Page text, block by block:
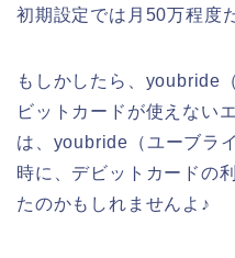
初期設定では月50万程度
もしかしたら、youbride
ビットカードが使えない
は、youbride（ユーブラ
時に、デビットカードの
たのかもしれませんよ♪